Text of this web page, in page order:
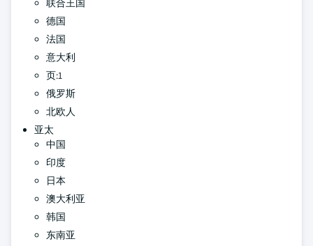
联合王国
德国
法国
意大利
页:1
俄罗斯
北欧人
亚太
中国
印度
日本
澳大利亚
韩国
东南亚